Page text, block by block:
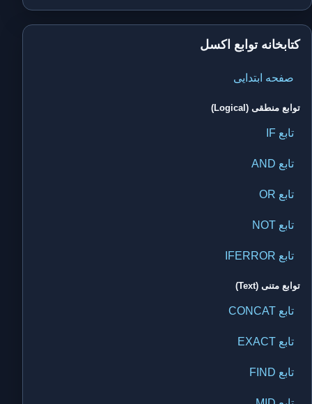
کتابخانه توابع اکسل
صفحه ابتدایی
توابع منطقی (Logical)
تابع IF
تابع AND
تابع OR
تابع NOT
تابع IFERROR
توابع متنی (Text)
تابع CONCAT
تابع EXACT
تابع FIND